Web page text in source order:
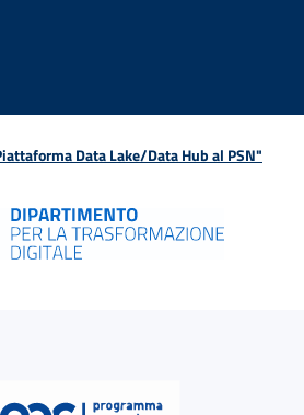
Data Lake/Data Hub al PSN"